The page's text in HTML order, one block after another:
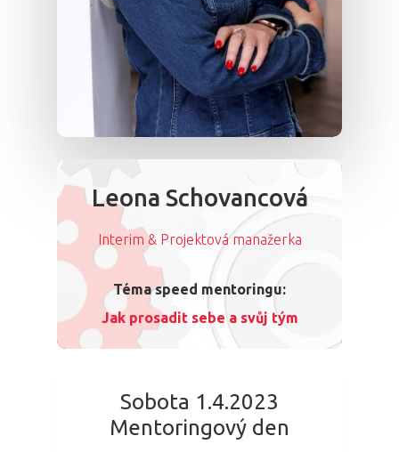
Leona Schovancová
Interim & Projektová manažerka
Téma speed mentoringu:
Jak prosadit sebe a svůj tým
Sobota 1.4.2023
Mentoringový den